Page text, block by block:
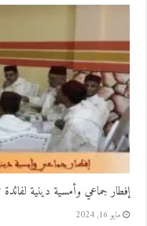
إفطار جماعي وأمسية دينية لفائدة
مايو 16, 2024